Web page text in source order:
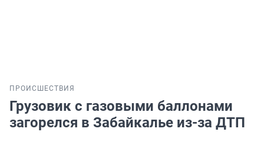
ПРОИСШЕСТВИЯ
Грузовик с газовыми баллонами
загорелся в Забайкалье из-за ДТП